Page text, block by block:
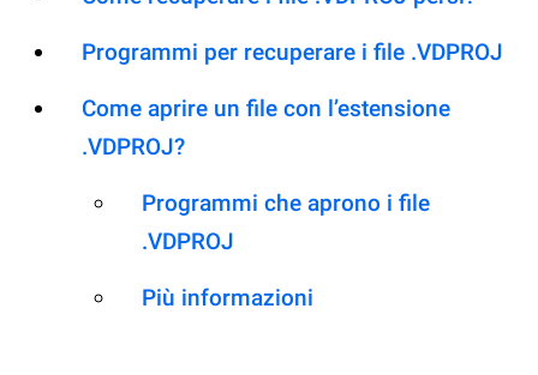
Programmi per recuperare i file .VDPROJ
Come aprire un file con l’estensione
.VDPROJ?
Programmi che aprono i file
.VDPROJ
Più informazioni